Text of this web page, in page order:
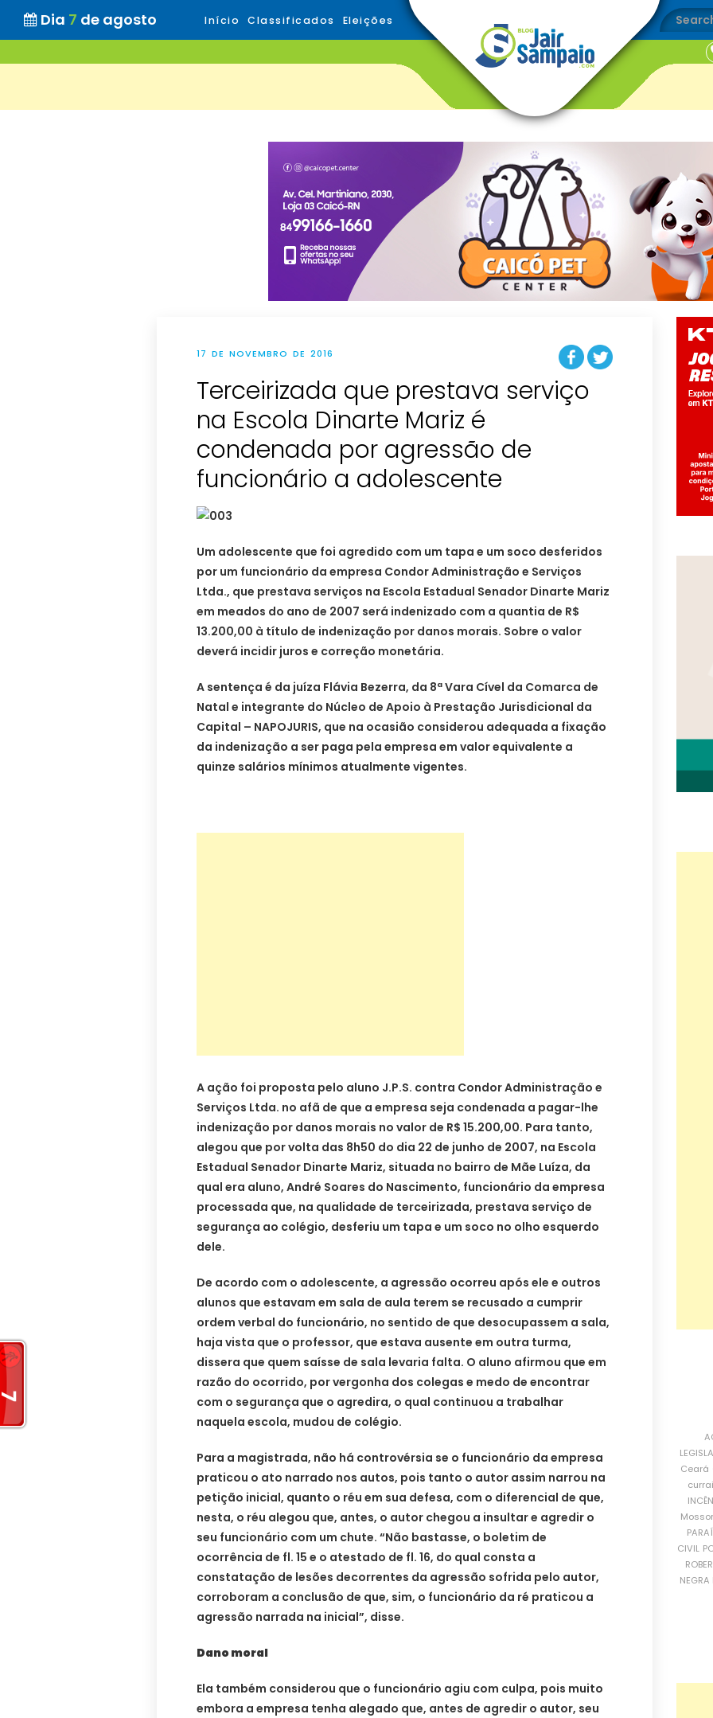
Dia 7 de agosto Início Classificados Eleições
17 DE NOVEMBRO DE 2016
Terceirizada que prestava serviço
na Escola Dinarte Mariz é
condenada por agressão de
funcionário a adolescente
Um adolescente que foi agredido com um tapa e um soco desferidos
por um funcionário da empresa Condor Administração e Serviços
Ltda., que prestava serviços na Escola Estadual Senador Dinarte Mariz
em meados do ano de 2007 será indenizado com a quantia de R$
13.200,00 à título de indenização por danos morais. Sobre o valor
deverá incidir juros e correção monetária.
A sentença é da juíza Flávia Bezerra, da 8ª Vara Cível da Comarca de
Natal e integrante do Núcleo de Apoio à Prestação Jurisdicional da
Capital – NAPOJURIS, que na ocasião considerou adequada a fixação
da indenização a ser paga pela empresa em valor equivalente a
quinze salários mínimos atualmente vigentes.
A ação foi proposta pelo aluno J.P.S. contra Condor Administração e
Serviços Ltda. no afã de que a empresa seja condenada a pagar-lhe
indenização por danos morais no valor de R$ 15.200,00. Para tanto,
alegou que por volta das 8h50 do dia 22 de junho de 2007, na Escola
Estadual Senador Dinarte Mariz, situada no bairro de Mãe Luíza, da
qual era aluno, André Soares do Nascimento, funcionário da empresa
processada que, na qualidade de terceirizada, prestava serviço de
segurança ao colégio, desferiu um tapa e um soco no olho esquerdo
dele.
De acordo com o adolescente, a agressão ocorreu após ele e outros
alunos que estavam em sala de aula terem se recusado a cumprir
ordem verbal do funcionário, no sentido de que desocupassem a sala,
haja vista que o professor, que estava ausente em outra turma,
dissera que quem saísse de sala levaria falta. O aluno afirmou que em
razão do ocorrido, por vergonha dos colegas e medo de encontrar
com o segurança que o agredira, o qual continuou a trabalhar
naquela escola, mudou de colégio.
Para a magistrada, não há controvérsia se o funcionário da empresa
praticou o ato narrado nos autos, pois tanto o autor assim narrou na
petição inicial, quanto o réu em sua defesa, com o diferencial de que,
nesta, o réu alegou que, antes, o autor chegou a insultar e agredir o
seu funcionário com um chute. “Não bastasse, o boletim de
ocorrência de fl. 15 e o atestado de fl. 16, do qual consta a
constatação de lesões decorrentes da agressão sofrida pelo autor,
corroboram a conclusão de que, sim, o funcionário da ré praticou a
agressão narrada na inicial”, disse.
Dano moral
Ela também considerou que o funcionário agiu com culpa, pois muito
embora a empresa tenha alegado que, antes de agredir o autor, seu
Ceará
CIVIL
NEGRA